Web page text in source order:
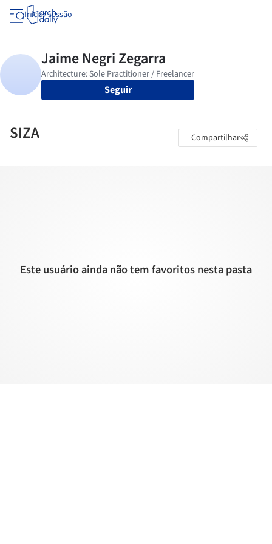
Iniciar sessão
Seguir
SIZA Compartilhar
Este usuário ainda não tem favoritos nesta pasta